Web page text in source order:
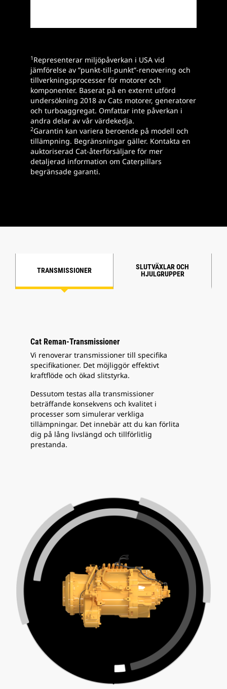
1 Representerar miljöpåverkan i USA vid
jämförelse av ”punkt-till-punkt”-renovering och
tillverkningsprocesser för motorer och
komponenter. Baserat på en externt utförd
undersökning 2018 av Cats motorer, generatorer
och turboaggregat. Omfattar inte påverkan i
andra delar av vår värdekedja.
2Garantin kan variera beroende på modell och
tillämpning. Begränsningar gäller. Kontakta en
auktoriserad Cat-återförsäljare för mer
detaljerad information om Caterpillars
begränsade garanti.
TRANSMISSIONER
SLUTVÄXLAR OCH
HJULGRUPPER
Cat Reman-Transmissioner
Vi renoverar transmissioner till specifika
specifikationer. Det möjliggör effektivt
kraftflöde och ökad slitstyrka.
Dessutom testas alla transmissioner
beträffande konsekvens och kvalitet i
processer som simulerar verkliga
tillämpningar. Det innebär att du kan förlita
dig på lång livslängd och tillförlitlig
prestanda.